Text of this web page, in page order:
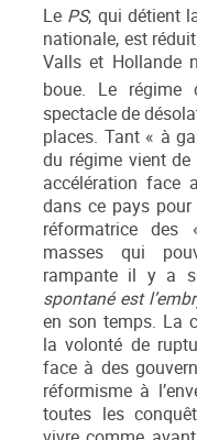
Le PS, qui détient
nationale, est
Valls et Hollande
boue. Le
spectacle de
places. Tant « à
du régime vient
accélération face
dans ce pays
réformatrice
masses qui
rampante il y a
spontané est
en son temps. La
la volonté de
face à des
réformisme à
toutes les